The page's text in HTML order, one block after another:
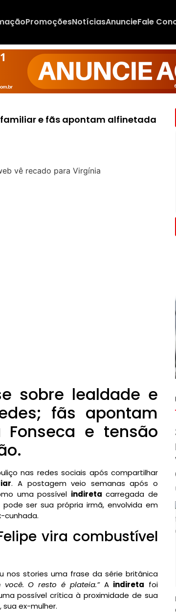
PromoçõesNotíciasAnuncieFale
e fãs apontam alfinetada
sobre lealdade e
fãs apontam
e tensão
nas redes sociais após compartilhar
. A postagem veio semanas após o
uma possível indireta carregada de
ser sua própria irmã, envolvida em
cunhada.
vira combustível
nos stories uma frase da série britânica
O resto é plateia.”A indireta foi
possível crítica à proximidade de sua
, sua ex-mulher.